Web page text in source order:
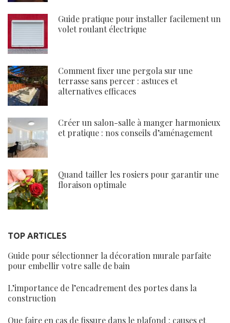
Guide pratique pour installer facilement un
volet roulant électrique
Comment fixer une pergola sur une
terrasse sans percer : astuces et
alternatives efficaces
Créer un salon-salle à manger harmonieux
et pratique : nos conseils d’aménagement
Quand tailler les rosiers pour garantir une
floraison optimale
TOP ARTICLES
Guide pour sélectionner la décoration murale parfaite
pour embellir votre salle de bain
L’importance de l’encadrement des portes dans la
construction
Que faire en cas de fissure dans le plafond : causes et